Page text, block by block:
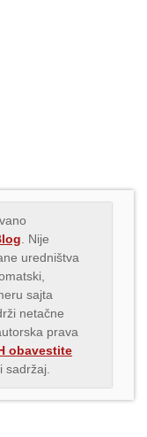
. Nije
uredništva
sajta
netačne
prava
obavestite
sadržaj.